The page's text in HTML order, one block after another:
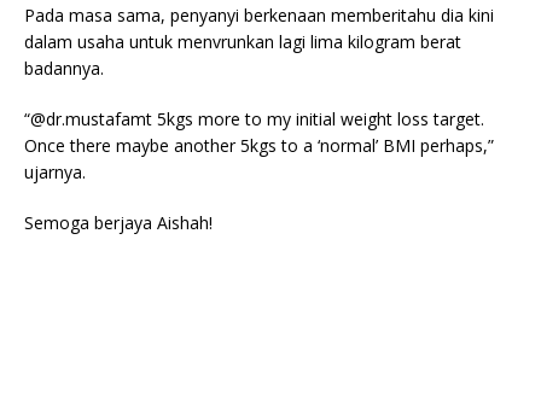
Pada masa sama, penyanyi berkenaan memberitahu dia kini
dalam usaha untuk menvrunkan lagi lima kilogram berat
badannya.
“@dr.mustafamt 5kgs more to my initial weight loss target.
Once there maybe another 5kgs to a ‘normal’ BMI perhaps,”
ujarnya.
Semoga berjaya Aishah!